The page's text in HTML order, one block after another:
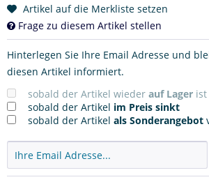
Artikel auf die Merkliste setzen
Frage zu diesem Artikel stellen
Hinterlegen Sie Ihre Email Adresse und
diesen Artikel informiert.
sobald der Artikel wieder auf Lager ist
sobald der Artikel im Preis sinkt
sobald der Artikel als Sonderangebot